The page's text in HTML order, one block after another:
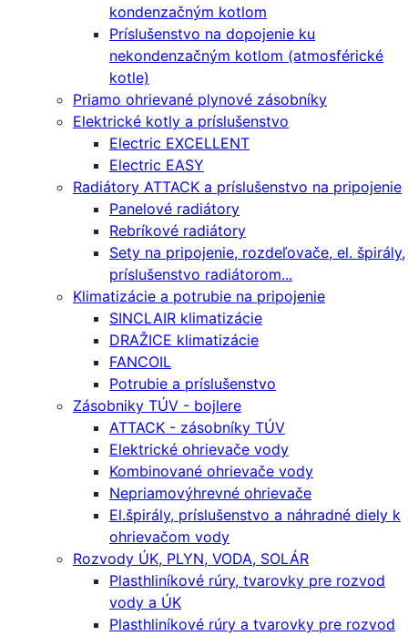
kondenzačným kotlom
Príslušenstvo na dopojenie ku
nekondenzačným kotlom (atmosférické
kotle)
Priamo ohrievané plynové zásobníky
Elektrické kotly a príslušenstvo
Electric EXCELLENT
Electric EASY
Radiátory ATTACK a príslušenstvo na pripojenie
Panelové radiátory
Rebríkové radiátory
Sety na pripojenie, rozdeľovače, el. špirály,
príslušenstvo radiátorom...
Klimatizácie a potrubie na pripojenie
SINCLAIR klimatizácie
DRAŽICE klimatizácie
FANCOIL
Potrubie a príslušenstvo
Zásobniky TÚV - bojlere
ATTACK - zásobníky TÚV
Elektrické ohrievače vody
Kombinované ohrievače vody
Nepriamovýhrevné ohrievače
El.špirály, príslušenstvo a náhradné diely k
ohrievačom vody
Rozvody ÚK, PLYN, VODA, SOLÁR
Plasthliníkové rúry, tvarovky pre rozvod
vody a ÚK
Plasthliníkové rúry a tvarovky pre rozvod